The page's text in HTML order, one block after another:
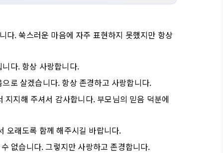
다. 쑥스러운 마음에 자주 표현하지 못했지만 항상
다. 항상 사랑합니다.
로 살겠습니다. 항상 존경하고 사랑합니다.
지해 주셔서 감사합니다. 부모님의 믿음 덕분에
오래도록 함께 해주시길 바랍니다.
없습니다. 그렇지만 사랑하고 존경합니다.